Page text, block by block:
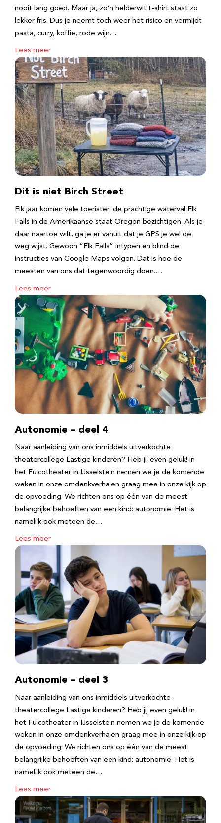
nooit lang goed. Maar ja, zo’n helderwit t-shirt staat zo
lekker fris. Dus je neemt toch weer het risico en vermijdt
pasta, curry, koffie, rode wijn…
Lees meer
Dit is niet Birch Street
Elk jaar komen vele toeristen de prachtige waterval Elk
Falls in de Amerikaanse staat Oregon bezichtigen. Als je
daar naartoe wilt, ga je er vanuit dat je GPS je wel de
weg wijst. Gewoon “Elk Falls” intypen en blind de
instructies van Google Maps volgen. Dat is hoe de
meesten van ons dat tegenwoordig doen.…
Lees meer
Autonomie – deel 4
Naar aanleiding van ons inmiddels uitverkochte
theatercollege Lastige kinderen? Heb jij even geluk! in
het Fulcotheater in IJsselstein nemen we je de komende
weken in onze omdenkverhalen graag mee in onze kijk op
de opvoeding. We richten ons op één van de meest
belangrijke behoeften van een kind: autonomie. Het is
namelijk ook meteen de…
Lees meer
Autonomie – deel 3
Naar aanleiding van ons inmiddels uitverkochte
theatercollege Lastige kinderen? Heb jij even geluk! in
het Fulcotheater in IJsselstein nemen we je de komende
weken in onze omdenkverhalen graag mee in onze kijk op
de opvoeding. We richten ons op één van de meest
belangrijke behoeften van een kind: autonomie. Het is
namelijk ook meteen de…
Lees meer